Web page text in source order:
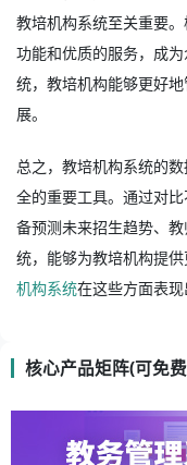
教培机构系统至关重要
功能和优质的服务，成
统，教培机构能够更好
展。
总之，教培机构系统的
全的重要工具。通过对
备预测未来招生趋势、
统，能够为教培机构提
机构系统在这些方面表现
核心产品矩阵(可免